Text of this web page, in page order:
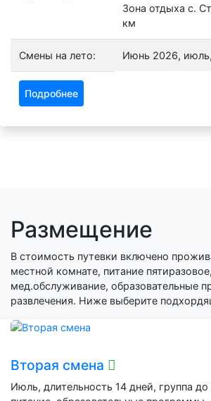
Зона отдыха с.
км
Смены на лето: Июнь 2026,
Подробнее
Размещение
В стоимость путевки включено
местной комнате, питание пятиразовое,
мед.обслуживание, образовательные
развлечения. Ниже выберите
Вторая смена
Июль, длительность 14 дней, группа до